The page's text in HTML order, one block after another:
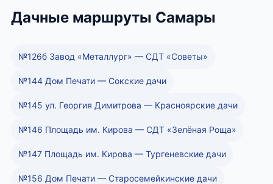
Дачные маршруты Самары
№126б Завод «Металлург» — СДТ «Советы»
№144 Дом Печати — Сокские дачи
№145 ул. Георгия Димитрова — Красноярские дачи
№146 Площадь им. Кирова — СДТ «Зелёная Роща»
№147 Площадь им. Кирова — Тургеневские дачи
№156 Дом Печати — Старосемейкинские дачи